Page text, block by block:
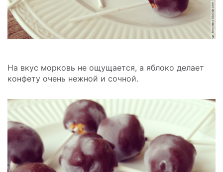
На вкус морковь не ощущается, а яблоко делает
конфету очень нежной и сочной.